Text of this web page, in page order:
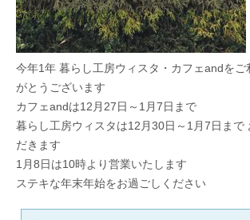
今年1年 暮らし工房ウィスタ・カフェandをご
がとうございます
カフェandは12月27日～1月7日まで
暮らし工房ウィスタは12月30日～1月7日まで
だきます
1月8日は10時より営業いたします
ステキな年末年始をお過ごしください